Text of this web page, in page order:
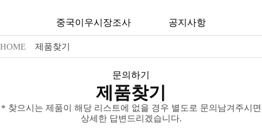
중국이우시장조사 공지사항
문의하기
HOME 제품찾기
제품찾기
* 찾으시는 제품이 해당 리스트에 없을 경우 별도로 문의남겨주시면
상세한 답변드리겠습니다.